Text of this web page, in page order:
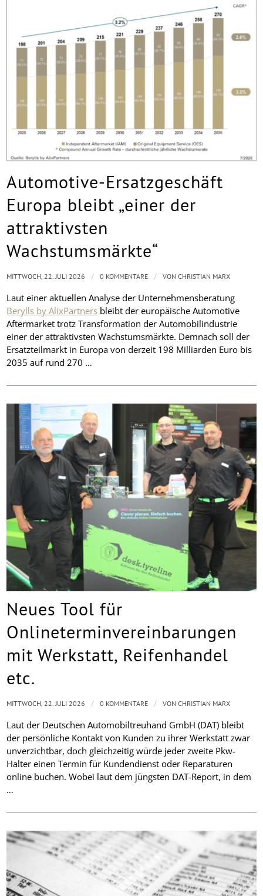
Automotive-Ersatzgeschäft
Europa bleibt „einer der
attraktivsten
Wachstumsmärkte“
Laut einer aktuellen Analyse der Unternehmensberatung
Berylls by AlixPartners bleibt der europäische Automotive
Aftermarket trotz Transformation der Automobilindustrie
einer der attraktivsten Wachstumsmärkte. Demnach soll der
Ersatzteilmarkt in Europa von derzeit 198 Milliarden Euro bis
2035 auf rund 270 …
MITTWOCH, 22. JULI 2026 / 0 KOMMENTARE / VONCHRISTIAN MARX
Neues Tool für
Onlineterminvereinbarungen
mit Werkstatt, Reifenhandel
etc.
Laut der Deutschen Automobiltreuhand GmbH (DAT) bleibt
der persönliche Kontakt von Kunden zu ihrer Werkstatt zwar
unverzichtbar, doch gleichzeitig würde jeder zweite Pkw-
Halter einen Termin für Kundendienst oder Reparaturen
online buchen. Wobei laut dem jüngsten DAT-Report, in dem
…
MITTWOCH, 22. JULI 2026 / 0 KOMMENTARE / VONCHRISTIAN MARX